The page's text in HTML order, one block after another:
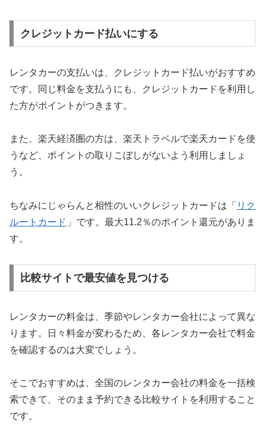
クレジットカード払いにする
レンタカーの支払いは、クレジットカード払いがおすすめ
です。同じ料金を支払うにも、クレジットカードを利用し
た方がポイントがつきます。
また、楽天経済圏の方は、楽天トラベルで楽天カードを使
うなど、ポイントの取りこぼしがないよう利用しましょ
う。
ちなみにじゃらんと相性のいいクレジットカードは「 リク
ルートカード 」です。最大11.2％のポイント還元がありま
す。
比較サイトで最安値を見つける
レンタカーの料金は、季節やレンタカー会社によって異な
ります。日々料金が変わるため、各レンタカー会社で料金
を確認するのは大変でしょう。
そこでおすすめは、全国のレンタカー会社の料金を一括検
索できて、そのまま予約できる比較サイトを利用すること
です。